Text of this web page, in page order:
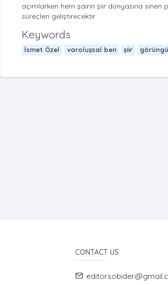
açımlarken hem şairin şiir dünyasına
süreçleri geliştirecektir.
Keywords
İsmet Özel varoluşsal ben şiir
CONTACT US